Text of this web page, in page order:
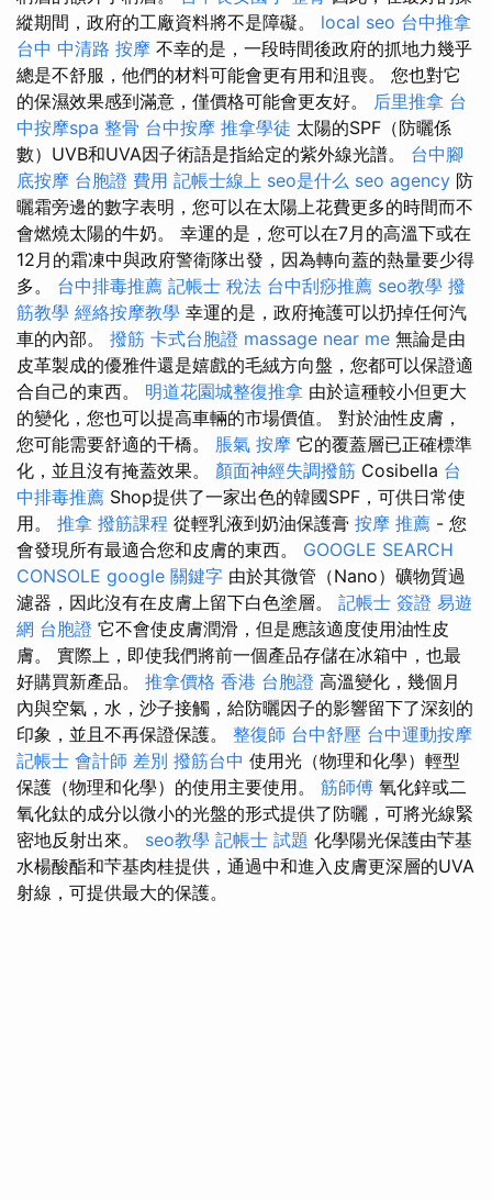
縱期間，政府的工廠資料將不是障礙。 local seo 台中推拿
台中 中清路 按摩 不幸的是，一段時間後政府的抓地力幾乎
總是不舒服，他們的材料可能會更有用和沮喪。 您也對它
的保濕效果感到滿意，僅價格可能會更友好。 后里推拿 台
中按摩spa 整骨 台中按摩 推拿學徒 太陽的SPF（防曬係
數）UVB和UVA因子術語是指給定的紫外線光譜。 台中腳
底按摩 台胞證 費用 記帳士線上 seo是什么 seo agency 防
曬霜旁邊的數字表明，您可以在太陽上花費更多的時間而不
會燃燒太陽的牛奶。 幸運的是，您可以在7月的高溫下或在
12月的霜凍中與政府警衛隊出發，因為轉向蓋的熱量要少得
多。 台中排毒推薦 記帳士 稅法 台中刮痧推薦 seo教學 撥
筋教學 經絡按摩教學 幸運的是，政府掩護可以扔掉任何汽
車的內部。 撥筋 卡式台胞證 massage near me 無論是由
皮革製成的優雅件還是嬉戲的毛絨方向盤，您都可以保證適
合自己的東西。 明道花園城整復推拿 由於這種較小但更大
的變化，您也可以提高車輛的市場價值。 對於油性皮膚，
您可能需要舒適的干橋。 脹氣 按摩 它的覆蓋層已正確標準
化，並且沒有掩蓋效果。 顏面神經失調撥筋 Cosibella 台
中排毒推薦 Shop提供了一家出色的韓國SPF，可供日常使
用。 推拿 撥筋課程 從輕乳液到奶油保護膏 按摩 推薦 - 您
會發現所有最適合您和皮膚的東西。 GOOGLE SEARCH
CONSOLE google 關鍵字 由於其微管（Nano）礦物質過
濾器，因此沒有在皮膚上留下白色塗層。 記帳士 簽證 易遊
網 台胞證 它不會使皮膚潤滑，但是應該適度使用油性皮
膚。 實際上，即使我們將前一個產品存儲在冰箱中，也最
好購買新產品。 推拿價格 香港 台胞證 高溫變化，幾個月
內與空氣，水，沙子接觸，給防曬因子的影響留下了深刻的
印象，並且不再保證保護。 整復師 台中舒壓 台中運動按摩
記帳士 會計師 差別 撥筋台中 使用光（物理和化學）輕型
保護（物理和化學）的使用主要使用。 筋師傅 氧化鋅或二
氧化鈦的成分以微小的光盤的形式提供了防曬，可將光線緊
密地反射出來。 seo教學 記帳士 試題 化學陽光保護由芐基
水楊酸酯和芐基肉桂提供，通過中和進入皮膚更深層的UVA
射線，可提供最大的保護。